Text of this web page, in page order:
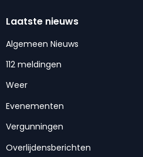
Laatste nieuws
Algemeen Nieuws
112 meldingen
Weer
Evenementen
Vergunningen
Overlijdensberichten